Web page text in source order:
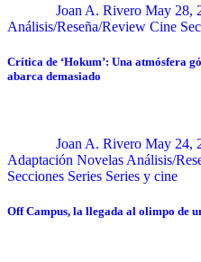
Joan A. Rivero May 28,
Análisis/Reseña/Review Cine
Crítica de ‘Hokum’: Una atmósfera
abarca demasiado
Joan A. Rivero May 24,
Adaptación Novelas Análisis/
Secciones Series Series y cine
Off Campus, la llegada al olimpo de